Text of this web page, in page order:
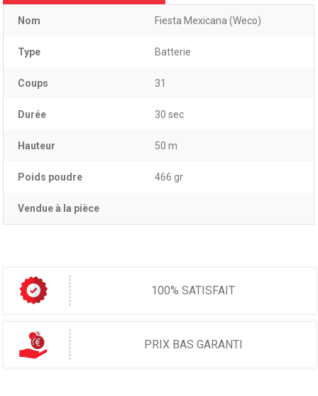
Nom Fiesta Mexicana (Weco)
Type Batterie
Coups 31
Durée 30 sec
Hauteur 50 m
Poids poudre 466 gr
Vendue à la pièce
100% SATISFAIT
PRIX BAS GARANTI